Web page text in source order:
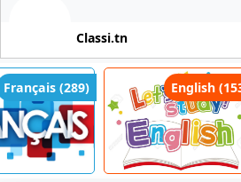
Classi.tn
(289) English (153)